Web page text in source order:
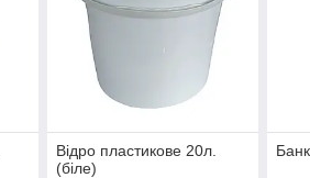
Відро пластикове 20л.
(біле)